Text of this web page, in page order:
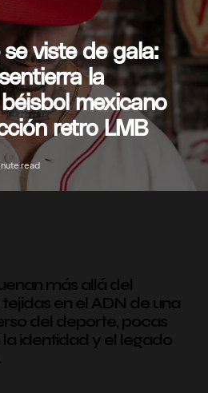
viste de gala:
la
mexicano
retro LMB
read
más allá del
en el ADN de una
del deporte, pocas
identidad y el legado